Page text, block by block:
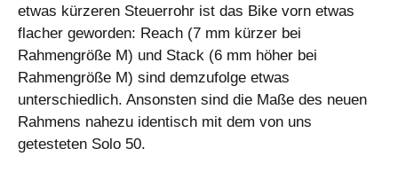
etwas kürzeren Steuerrohr ist das Bike vorn etwas
flacher geworden: Reach (7 mm kürzer bei
Rahmengröße M) und Stack (6 mm höher bei
Rahmengröße M) sind demzufolge etwas
unterschiedlich. Ansonsten sind die Maße des neuen
Rahmens nahezu identisch mit dem von uns
getesteten Solo 50.